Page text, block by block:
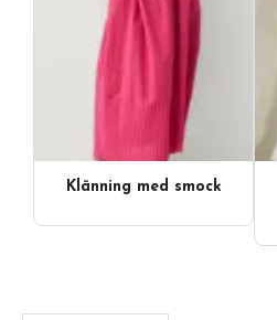
Klänning med smock